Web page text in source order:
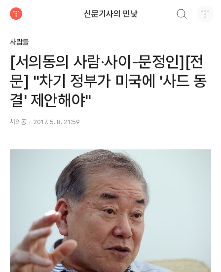
신문기사의 민낯
사람들
[서의동의 사람·사이-문정인][전
문] "차기 정부가 미국에 '사드 동
결' 제안해야"
서의동 2017. 5. 8. 21:59